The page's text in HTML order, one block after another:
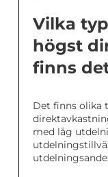
Vilka
högst
finns
Det finns olika
med låg